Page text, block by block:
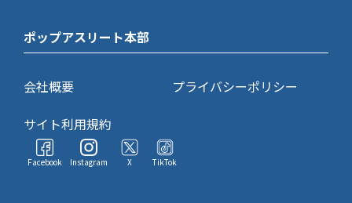
ポップアスリート本部
会社概要
プライバシーポリシー
サイト利用規約
Facebook Instagram X TikTok